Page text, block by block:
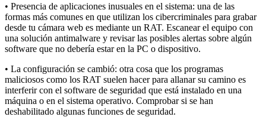
• Presencia de aplicaciones inusuales en el sistema: una de las
formas más comunes en que utilizan los cibercriminales para grabar
desde tu cámara web es mediante un RAT. Escanear el equipo con
una solución antimalware y revisar las posibles alertas sobre algún
software que no debería estar en la PC o dispositivo.
• La configuración se cambió: otra cosa que los programas
maliciosos como los RAT suelen hacer para allanar su camino es
interferir con el software de seguridad que está instalado en una
máquina o en el sistema operativo. Comprobar si se han
deshabilitado algunas funciones de seguridad.